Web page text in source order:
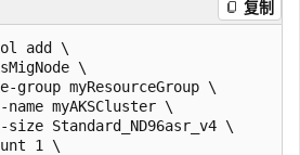
复制
add \
\
group myResourceGroup \
name myAKSCluster \
size Standard_ND96asr_v4 \
1 \